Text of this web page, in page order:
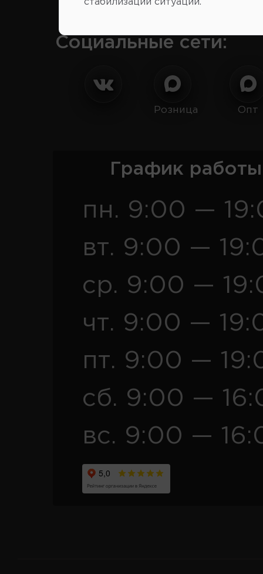
Социальные сети:
Розница Опт
График
пн. 9:00 —
вт. 9:00 —
ср. 9:00 —
чт. 9:00 —
пт. 9:00 —
сб. 9:00 —
вс. 9:00 —
стабилизации ситуации.